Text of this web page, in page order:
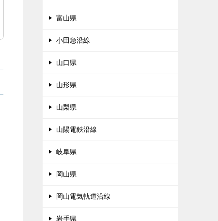
富山県
小田急沿線
山口県
山形県
山梨県
山陽電鉄沿線
岐阜県
岡山県
岡山電気軌道沿線
岩手県